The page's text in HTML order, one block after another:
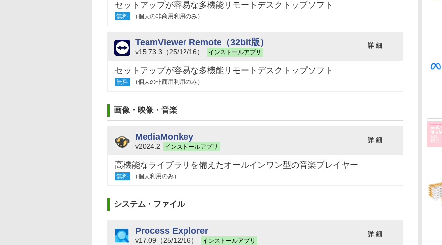
セットアップが容易な多機能リモートデスクトップソフト
無料 （個人の非商用利用のみ）
TeamViewer Remote（32bit版）
v15.73.3（25/12/16） インストールアプリ
詳 細
セットアップが容易な多機能リモートデスクトップソフト
無料 （個人の非商用利用のみ）
画像・映像・音楽
MediaMonkey
v2024.2 インストールアプリ
詳 細
高機能なライブラリを備えたオールインワン型の音楽プレイヤー
無料 （個人利用のみ）
システム・ファイル
Process Explorer
v17.09（25/12/16） インストールアプリ
詳 細